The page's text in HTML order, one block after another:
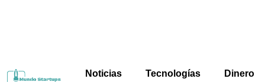
Noticias Tecnologías Dinero